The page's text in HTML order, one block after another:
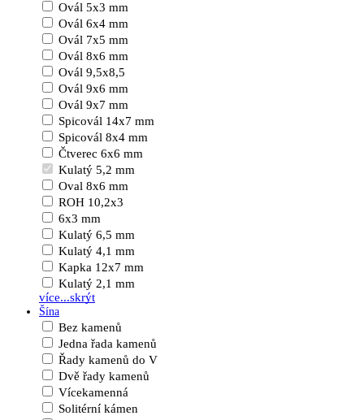
Ovál 5x3 mm
Ovál 6x4 mm
Ovál 7x5 mm
Ovál 8x6 mm
Ovál 9,5x8,5
Ovál 9x6 mm
Ovál 9x7 mm
Spicovál 14x7 mm
Spicovál 8x4 mm
Čtverec 6x6 mm
Kulatý 5,2 mm
Oval 8x6 mm
ROH 10,2x3
6x3 mm
Kulatý 6,5 mm
Kulatý 4,1 mm
Kapka 12x7 mm
Kulatý 2,1 mm
více...skrýt
Šína
Bez kamenů
Jedna řada kamenů
Řady kamenů do V
Dvě řady kamenů
Vícekamenná
Solitérní kámen